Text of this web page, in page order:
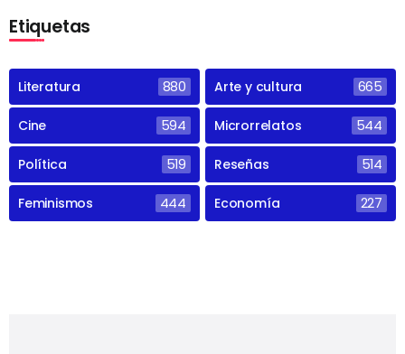
Etiquetas
Literatura 880 Arte y cultura 665
Cine 594 Microrrelatos 544
Política 519 Reseñas 514
Feminismos 444 Economía 227